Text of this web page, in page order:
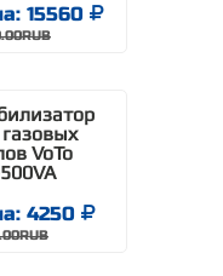
15560
VoTo
4250